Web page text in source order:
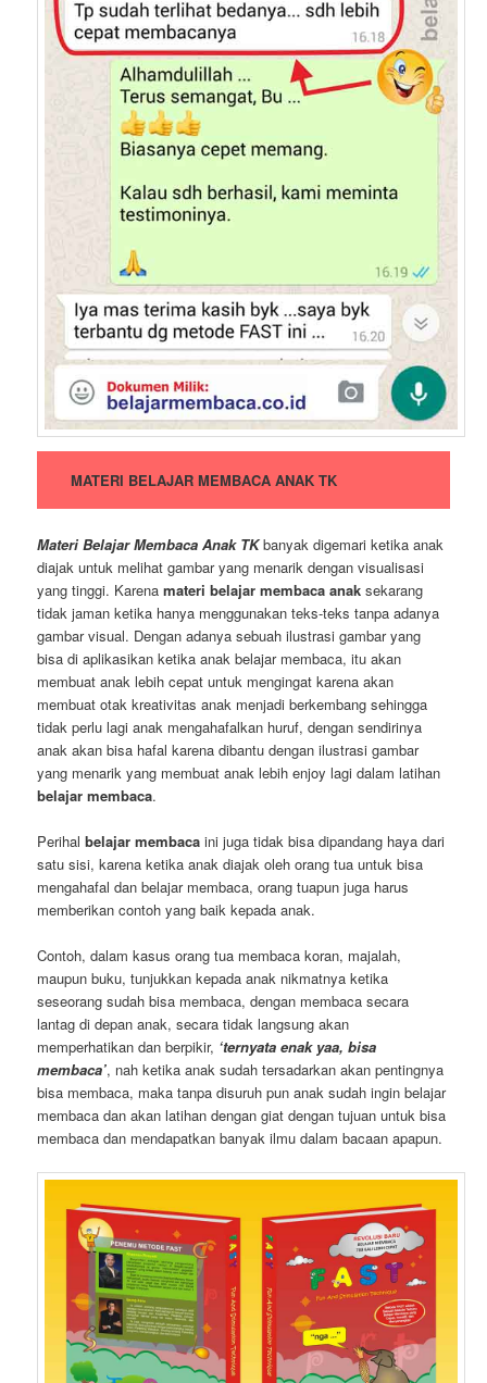
MATERI BELAJAR MEMBACA ANAK TK
Materi Belajar Membaca Anak TKbanyak digemari ketika anak
diajak untuk melihat gambar yang menarik dengan visualisasi
yang tinggi. Karenamateri belajar membaca anak sekarang
tidak jaman ketika hanya menggunakan teks-teks tanpa adanya
gambar visual. Dengan adanya sebuah ilustrasi gambar yang
bisa di aplikasikan ketika anak belajar membaca, itu akan
membuat anak lebih cepat untuk mengingat karena akan
membuat otak kreativitas anak menjadi berkembang sehingga
tidak perlu lagi anak mengahafalkan huruf, dengan sendirinya
anak akan bisa hafal karena dibantu dengan ilustrasi gambar
yang menarik yang membuat anak lebih enjoy lagi dalam latihan
belajar membaca.
Perihalbelajar membacaini juga tidak bisa dipandang haya dari
satu sisi, karena ketika anak diajak oleh orang tua untuk bisa
mengahafal dan belajar membaca, orang tuapun juga harus
memberikan contoh yang baik kepada anak.
Contoh, dalam kasus orang tua membaca koran, majalah,
maupun buku, tunjukkan kepada anak nikmatnya ketika
seseorang sudah bisa membaca, dengan membaca secara
lantag di depan anak, secara tidak langsung akan
memperhatikan dan berpikir, ‘ternyata enak yaa, bisa
membaca’, nah ketika anak sudah tersadarkan akan pentingnya
bisa membaca, maka tanpa disuruh pun anak sudah ingin belajar
membaca dan akan latihan dengan giat dengan tujuan untuk bisa
membaca dan mendapatkan banyak ilmu dalam bacaan apapun.